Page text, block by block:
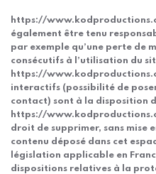
https://
également être tenu
par exemple qu’une perte de
consécutifs à l’utilisation du
https://
interactifs (possibilité de
contact) sont à la disposition
https://
droit de supprimer, sans mise
contenu déposé dans cet
législation applicable en
dispositions relatives à la